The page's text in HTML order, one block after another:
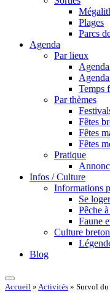
Plages
Parcs
Agenda
Par lieux
Temps
Par thèmes
Fêtes
Fêtes
Fêtes
Pratique
Infos / Culture
Informations
Se loger
Pêche
Faune
Culture
Blog
Accueil » Activités » Survol